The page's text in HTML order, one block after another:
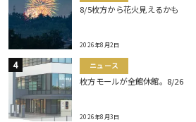
8/5枚方から花火見えるかも
2026年8月2日
ニュース
枚方モールが全館休館。8/26
2026年8月3日